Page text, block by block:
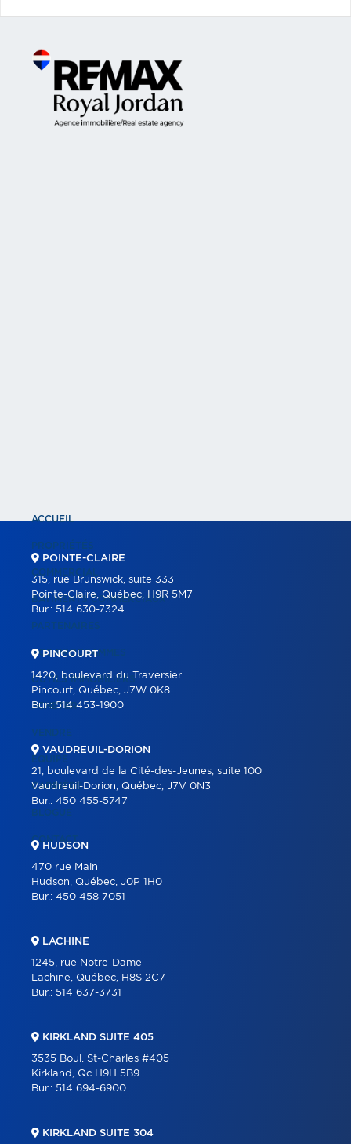
ACCUEIL
PROPRIÉTÉS
COMMERCIAL
BÂTIMENTS COMMERCIAUX
PARTENAIRES
NOS PROGRAMMES
OUTILS IMMOBILIERS
ACHETER
VENDRE
ÉQUIPE
CARRIÈRE
BLOGUE
CONTACT
POINTE-CLAIRE
315, rue Brunswick, suite 333
Pointe-Claire, Québec, H9R 5M7
Bur.: 514 630-7324
PINCOURT
1420, boulevard du Traversier
Pincourt, Québec, J7W 0K8
Bur.:514 453-1900
VAUDREUIL-DORION
21, boulevard de la Cité-des-Jeunes, suite 100
Vaudreuil-Dorion, Québec, J7V 0N3
Bur.: 450 455-5747
HUDSON
470 rue Main
Hudson, Québec, J0P 1H0
Bur.: 450 458-7051
LACHINE
1245, rue Notre-Dame
Lachine, Québec, H8S 2C7
Bur.: 514 637-3731
KIRKLAND SUITE 405
3535 Boul. St-Charles #405
Kirkland, Qc H9H 5B9
Bur.: 514 694-6900
KIRKLAND SUITE 304